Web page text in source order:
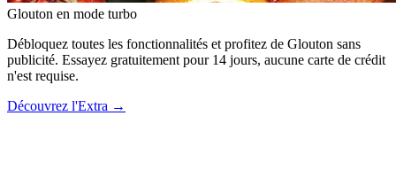
Glouton en mode turbo
Débloquez toutes les fonctionnalités et profitez de Glouton sans
publicité. Essayez gratuitement pour 14 jours, aucune carte de crédit
n'est requise.
Découvrez l'Extra →